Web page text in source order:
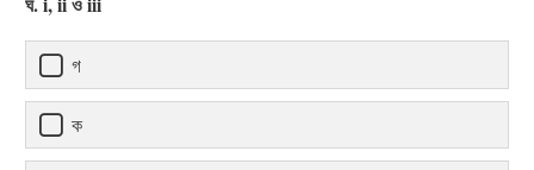
গ
ক